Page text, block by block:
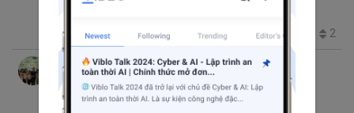
553 0 2
Pham Quang Dinh
thg 3 25, 2017 7:05 SA
Bàn về 12 nguyên tắc trong Agile (Phần 2)